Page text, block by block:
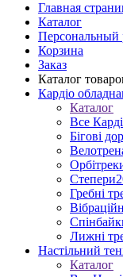
Главная
Каталог
Персональный
Корзина
Заказ
Каталог
Кардіо
Каталог
Все
Бігові
Степери
Гребні
Лижні
Настільний
Каталог